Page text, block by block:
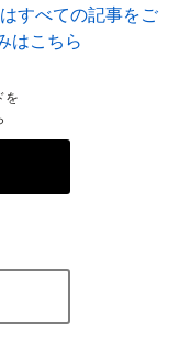
すべての記事をご
はこちら
を